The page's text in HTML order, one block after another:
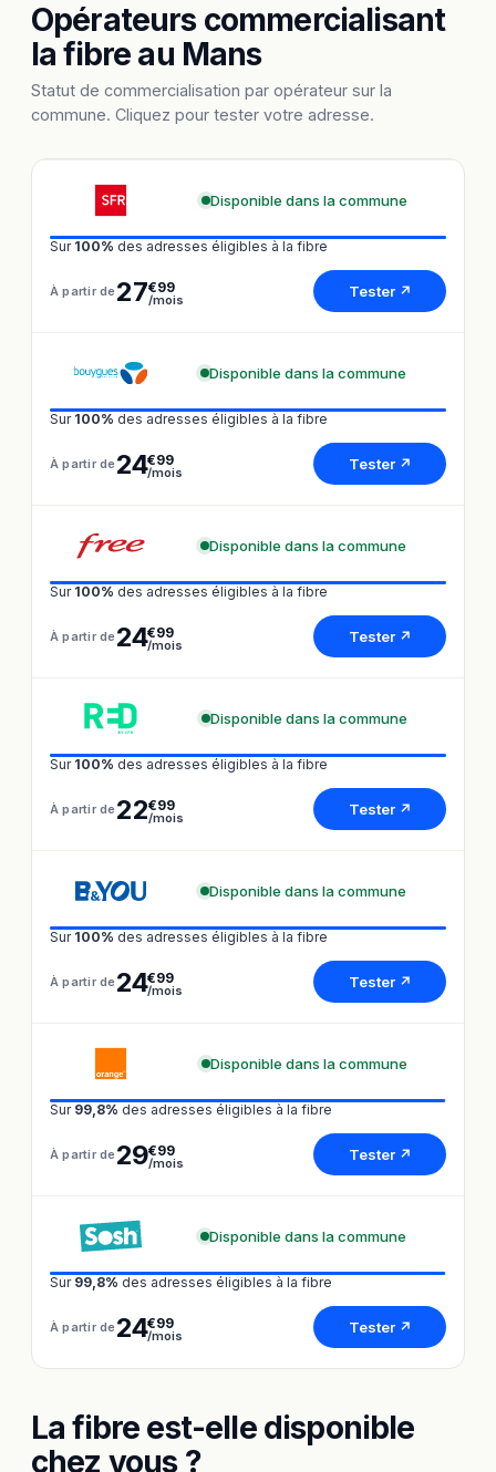
Opérateurs commercialisant
la fibre au Mans
Statut de commercialisation par opérateur sur la
commune. Cliquez pour tester votre adresse.
Disponible dans la commune
Sur 100% des adresses éligibles à la fibre
À partir de 27€99
/mois Tester ↗
Disponible dans la commune
Sur 100% des adresses éligibles à la fibre
À partir de 24€99
/mois Tester ↗
Disponible dans la commune
Sur 100% des adresses éligibles à la fibre
À partir de 24€99
/mois Tester ↗
Disponible dans la commune
Sur 100% des adresses éligibles à la fibre
À partir de 22€99
/mois Tester ↗
Disponible dans la commune
Sur 100% des adresses éligibles à la fibre
À partir de 24€99
/mois Tester ↗
Disponible dans la commune
Sur 99,8% des adresses éligibles à la fibre
À partir de 29€99
/mois Tester ↗
Disponible dans la commune
Sur 99,8% des adresses éligibles à la fibre
À partir de 24€99
/mois Tester ↗
La fibre est-elle disponible
chez vous ?